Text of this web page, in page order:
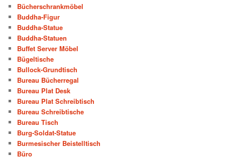
Bücherschrankmöbel
Buddha-Figur
Buddha-Statue
Buddha-Statuen
Buffet Server Möbel
Bügeltische
Bullock-Grundtisch
Bureau Bücherregal
Bureau Plat Desk
Bureau Plat Schreibtisch
Bureau Schreibtische
Bureau Tisch
Burg-Soldat-Statue
Burmesischer Beistelltisch
Büro